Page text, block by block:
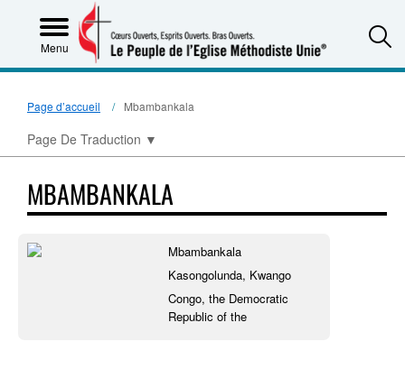
Menu
Page d’accueil Mbambankala
Page De Traduction ▼
MBAMBANKALA
Mbambankala
Kasongolunda, Kwango
Congo, the Democratic
Republic of the